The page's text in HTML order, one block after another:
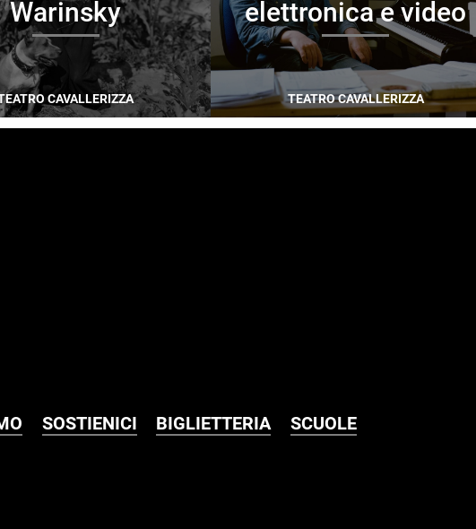
Warinsky
CAVALLERIZZA
elettronica e video
TEATRO CAVALLERIZZA
SOSTIENICI BIGLIETTERIA SCUOLE